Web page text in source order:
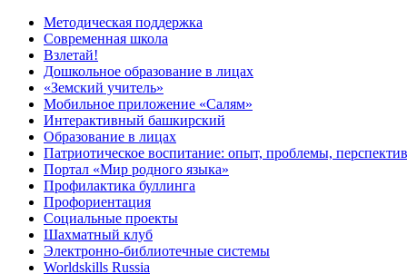
Методическая поддержка
Современная школа
Взлетай!
Дошкольное образование в лицах
«Земский учитель»
Мобильное приложение «Салям»
Интерактивный башкирский
Образование в лицах
Патриотическое воспитание: опыт, проблемы,
Портал «Мир родного языка»
Профилактика буллинга
Профориентация
Социальные проекты
Шахматный клуб
Электронно-библиотечные системы
Worldskills Russia